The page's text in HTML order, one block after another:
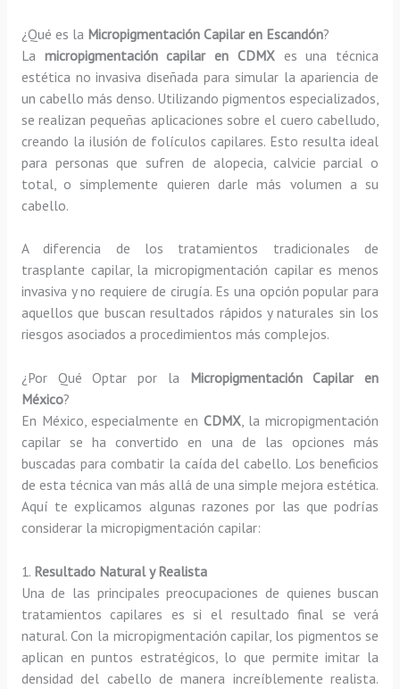
¿Qué es la Micropigmentación Capilar en Escandón?
La micropigmentación capilar en CDMXes una técnica
estética no invasiva diseñada para simular la apariencia de
un cabello más denso. Utilizando pigmentos especializados,
se realizan pequeñas aplicaciones sobre el cuero cabelludo,
creando la ilusión de folículos capilares. Esto resulta ideal
para personas que sufren de alopecia, calvicie parcial o
total, o simplemente quieren darle más volumen a su
cabello.
A diferencia de los tratamientos tradicionales de
trasplante capilar, la micropigmentación capilar es menos
invasiva y no requiere de cirugía. Es una opción popular para
aquellos que buscan resultados rápidos y naturales sin los
riesgos asociados a procedimientos más complejos.
¿Por Qué Optar por la Micropigmentación Capilar en
México?
En México, especialmente enCDMX, la micropigmentación
capilar se ha convertido en una de las opciones más
buscadas para combatir la caída del cabello. Los beneficios
de esta técnica van más allá de una simple mejora estética.
Aquí te explicamos algunas razones por las que podrías
considerar la micropigmentación capilar:
1. Resultado Natural y Realista
Una de las principales preocupaciones de quienes buscan
tratamientos capilares es si el resultado final se verá
natural. Con la micropigmentación capilar, los pigmentos se
aplican en puntos estratégicos, lo que permite imitar la
densidad del cabello de manera increíblemente realista.